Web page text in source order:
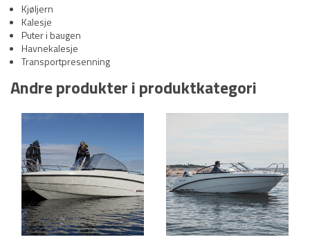
Kjøljern
Kalesje
Puter i baugen
Havnekalesje
Transportpresenning
Andre produkter i produktkategori